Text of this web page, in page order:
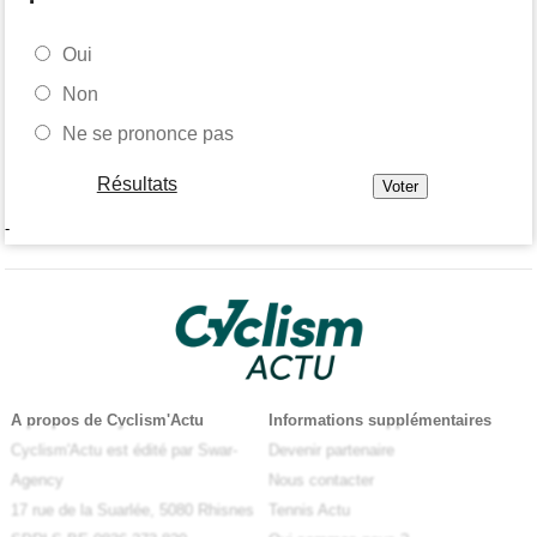
Oui
Non
Ne se prononce pas
Résultats
-
A propos de Cyclism'Actu
Cyclism'Actu est édité par Swar-
Agency
17 rue de la Suarlée, 5080 Rhisnes
Informations supplémentaires
Devenir partenaire
Nous contacter
Tennis Actu